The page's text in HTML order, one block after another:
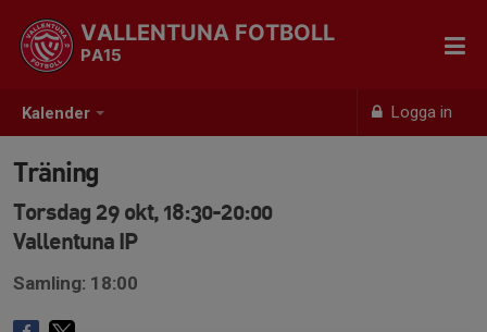
Kalender Logga in
VALLENTUNA FOTBOLL
PA15
Träning
Torsdag 29 okt, 18:30-20:00
Vallentuna IP
Samling: 18:00